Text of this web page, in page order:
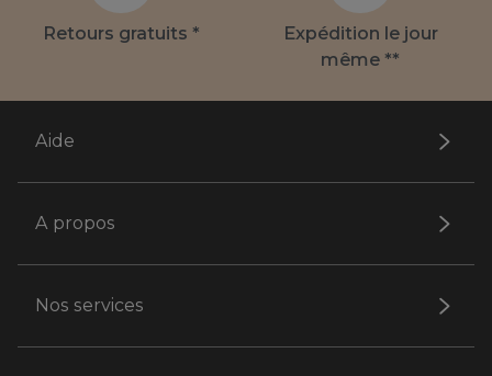
Retours gratuits *
Expédition le jour
même **
Aide
A propos
Nos services